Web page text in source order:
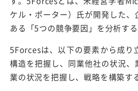
ケル・ポーター）氏が開発した
ある「5つの競争要因」を分析する
5Forcesは、以下の要素から成り
構造を把握し、同業他社の状況、
業の状況を把握し、戦略を構築す